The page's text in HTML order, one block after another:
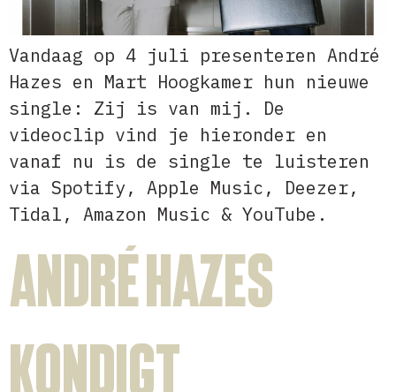
Vandaag op 4 juli presenteren André
Hazes en Mart Hoogkamer hun nieuwe
single: Zij is van mij. De
videoclip vind je hieronder en
vanaf nu is de single te luisteren
via Spotify, Apple Music, Deezer,
Tidal, Amazon Music & YouTube.
André Hazes
kondigt